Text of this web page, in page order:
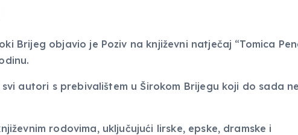
Brijeg objavio je Poziv na književni natječaj “Tomica
autori s prebivalištem u Širokom Brijegu koji do sada
rodovima, uključujući lirske, epske, dramske i